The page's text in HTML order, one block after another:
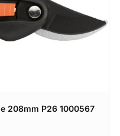
208mm P26 1000567